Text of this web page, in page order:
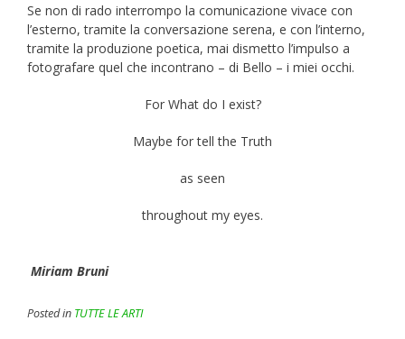
Se non di rado interrompo la comunicazione vivace con
l’esterno, tramite la conversazione serena, e con l’interno,
tramite la produzione poetica, mai dismetto l’impulso a
fotografare quel che incontrano – di Bello – i miei occhi.
For What do I exist?
Maybe for tell the Truth
as seen
throughout my eyes.
Miriam Bruni
Posted in TUTTE LE ARTI